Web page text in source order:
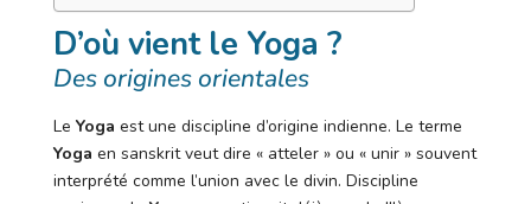
D’où vient le Yoga ?
Des origines orientales
Le Yoga est une discipline d’origine indienne. Le terme
Yoga en sanskrit veut dire « atteler » ou « unir » souvent
interprété comme l’union avec le divin. Discipline